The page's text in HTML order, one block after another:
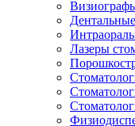
Лазеры